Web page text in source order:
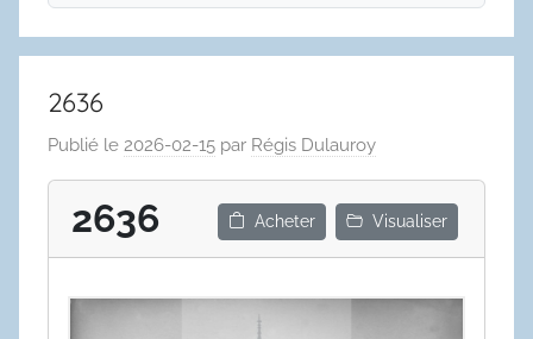
2636
Publié le 2026-02-15 par Régis Dulauroy
2636 Acheter Visualiser